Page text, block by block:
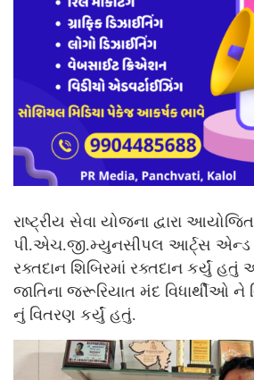
રાષ્ટ્રીય સેવા યોજના દ્વારા
પી.એચ.જી.મ્યુનસીપલ આર્ટ્સ એન્ડ
રક્તદાન શિબિરમાં રક્તદાન કર્યું
જાતિના જરૂરિયાત મંદ વિધાર્થીઓ
નું વિતરણ કર્યું હતું.